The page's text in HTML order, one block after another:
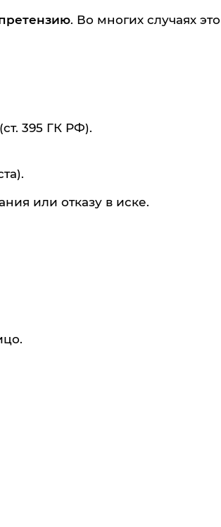
. Во многих случаях это
395 ГК РФ).
или отказу в иске.